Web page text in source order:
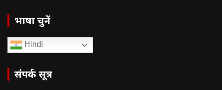
भाषा चुनें
Hindi
संपर्क सूत्र